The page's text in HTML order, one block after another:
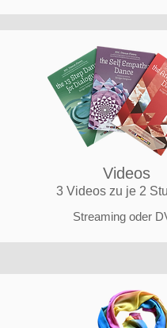
Videos
3 Videos zu je 2
Streaming oder